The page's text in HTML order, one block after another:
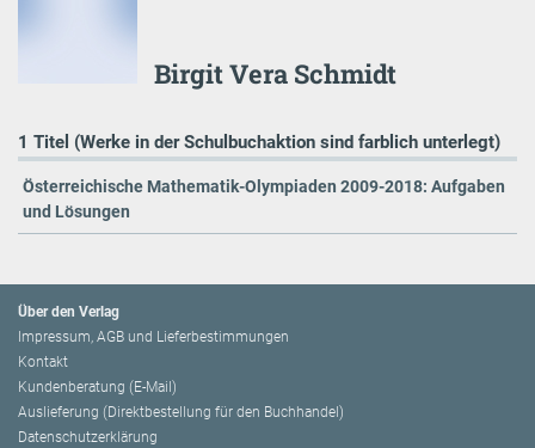
Birgit Vera Schmidt
1 Titel (Werke in der Schulbuchaktion sind farblich unterlegt)
Österreichische Mathematik-Olympiaden 2009-2018: Aufgaben
und Lösungen
Über den Verlag
Impressum, AGB und Lieferbestimmungen
Kontakt
Kundenberatung (E-Mail)
Auslieferung (Direktbestellung für den Buchhandel)
Datenschutzerklärung